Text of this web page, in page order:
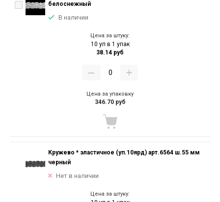
белоснежный
В наличии
Цена за штуку:
10 уп в 1 упак
38.14 руб
Цена за упаковку
346.70 руб
Кружево * эластичное (уп.10ярд) арт.6564 ш.55 мм
черный
Нет в наличии
Цена за штуку: